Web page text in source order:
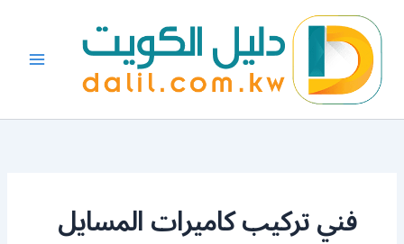
المحتوى
فني تركيب كاميرات المسايل